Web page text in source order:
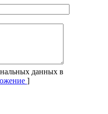
данных в
]